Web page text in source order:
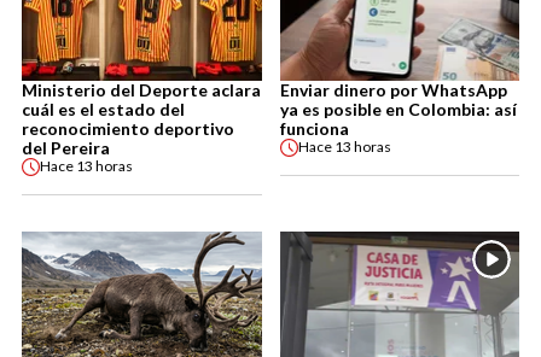
Ministerio del Deporte aclara
cuál es el estado del
reconocimiento deportivo
del Pereira
Hace 13 horas
Enviar dinero por WhatsApp
ya es posible en Colombia: así
funciona
Hace 13 horas